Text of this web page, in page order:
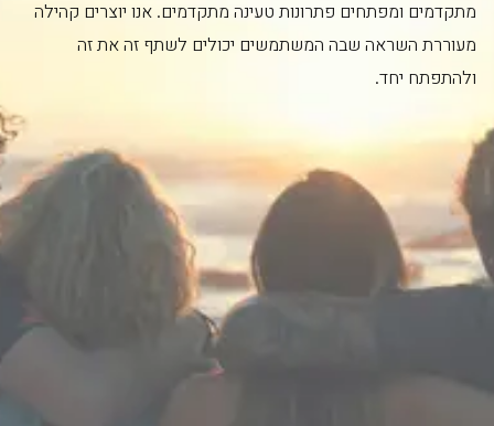
מתקדמים ומפתחים פתרונות טעינה מתקדמים. אנו יוצרים קהילה
מעוררת השראה שבה המשתמשים יכולים לשתף זה את זה
ולהתפתח יחד.